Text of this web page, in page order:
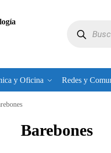
y Oficina Redes y
Barebones